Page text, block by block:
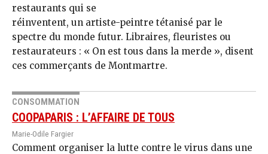
restaurants qui se
réinventent, un artiste-peintre tétanisé par le
spectre du monde futur. Libraires, fleuristes ou
restaurateurs : « On est tous dans la merde », disent
ces commerçants de Montmartre.
CONSOMMATION
COOPAPARIS : L’AFFAIRE DE TOUS
Marie-Odile Fargier
Comment organiser la lutte contre le virus dans une